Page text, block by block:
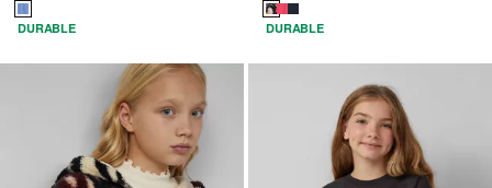
DURABLE DURABLE